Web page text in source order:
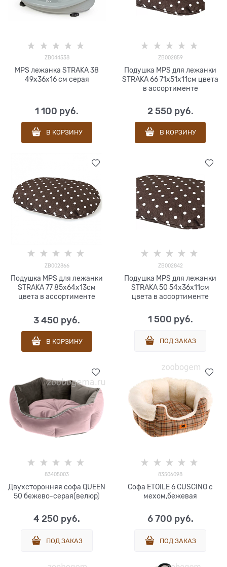
ZB044538
MPS лежанка STRAKA 38
49х36х16 см серая
1 100 руб.
В КОРЗИНУ
ZB002859
Подушка MPS для лежанки
STRAKA 66 71x51x11см цвета
в ассортименте
2 550 руб.
В КОРЗИНУ
ZB002866
Подушка MPS для лежанки
STRAKA 77 85x64x13см
цвета в ассортименте
3 450 руб.
В КОРЗИНУ
ZB002842
Подушка MPS для лежанки
STRAKA 50 54x36x11см
цвета в ассортименте
1 500 руб.
ПОД ЗАКАЗ
83405003
Двухсторонняя софа QUEEN
50 бежево-серая(велюр)
4 250 руб.
ПОД ЗАКАЗ
83506098
Софа ETOILE 6 CUSCINO с
мехом,бежевая
6 700 руб.
ПОД ЗАКАЗ